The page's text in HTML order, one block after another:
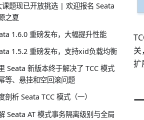
课题现已开放挑选 | 欢迎报名 Seata
之夏
1.6.0 重磅发布，大幅提升性能
1.5.2 重磅发布，支持xid负载均衡
Seata 新版本终于解决了 TCC 模式
等、悬挂和空回滚问题
剖析 Seata TCC 模式（一）
Seata AT 模式事务隔离级别与全局
关
扩